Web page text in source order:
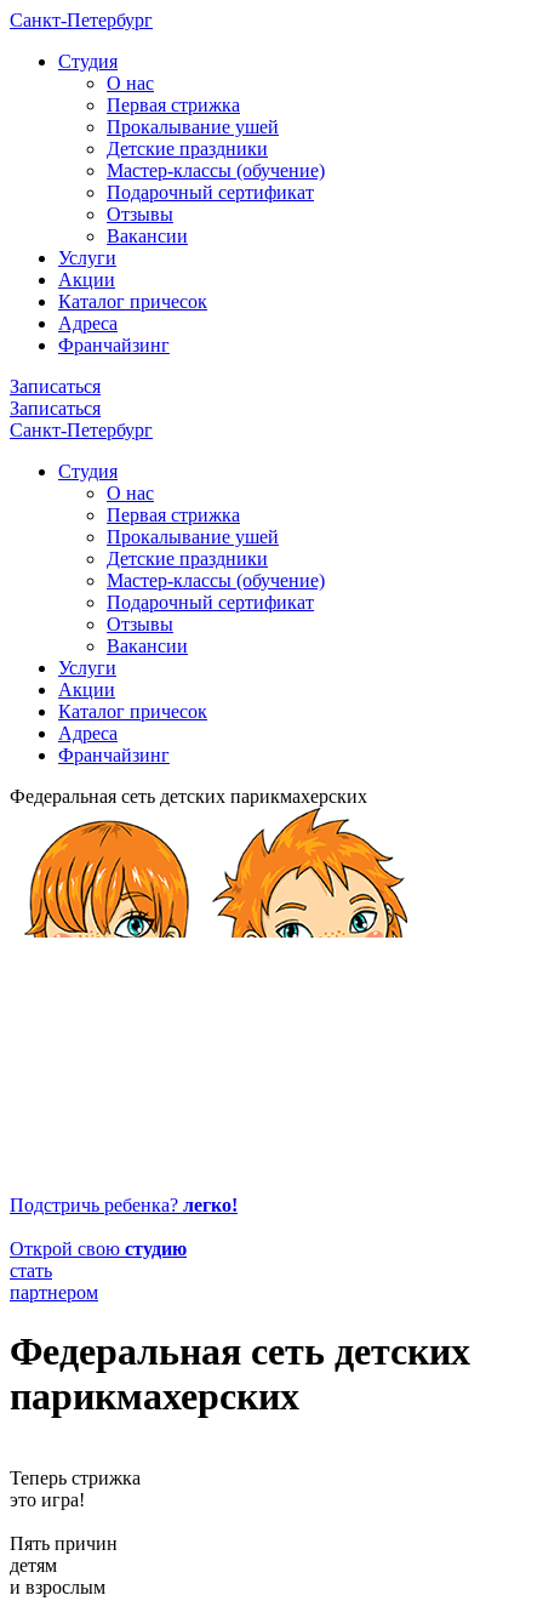
Санкт-Петербург
Cтудия
О нас
Первая стрижка
Прокалывание ушей
Детские праздники
Мастер-классы (обучение)
Подарочный сертификат
Отзывы
Вакансии
Услуги
Акции
Каталог причесок
Адреса
Франчайзинг
Записаться
Записаться
Санкт-Петербург
Cтудия
О нас
Первая стрижка
Прокалывание ушей
Детские праздники
Мастер-классы (обучение)
Подарочный сертификат
Отзывы
Вакансии
Услуги
Акции
Каталог причесок
Адреса
Франчайзинг
Федеральная сеть детских парикмахерских
Подстричь ребенка? легко!
Открой свою студию
стать
партнером
Федеральная сеть детских
парикмахерских
Теперь стрижка
это игра!
Пять причин
детям
и взрослым